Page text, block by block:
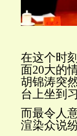
在这个时
面20大的
胡锦涛突
台上坐到
而最令人
渲染众说